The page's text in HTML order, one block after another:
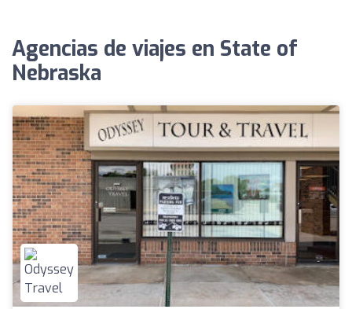
Agencias de viajes en State of
Nebraska